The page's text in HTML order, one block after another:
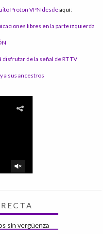
Proton VPN desdeaquí:
libres en la parte izquierda
disfrutar de la señal de RT TV
a sus ancestros